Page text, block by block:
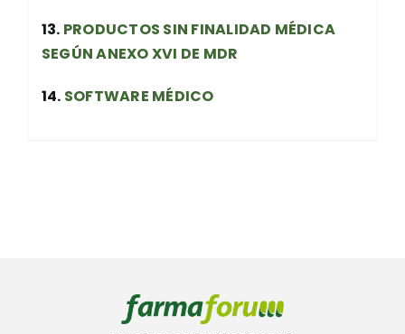
13. PRODUCTOS SIN FINALIDAD MÉDICA
SEGÚN ANEXO XVI DE MDR
14. SOFTWARE MÉDICO